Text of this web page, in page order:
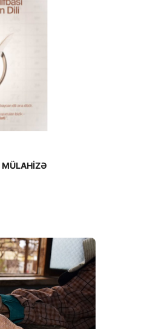
immiqrantların
iddia etdi